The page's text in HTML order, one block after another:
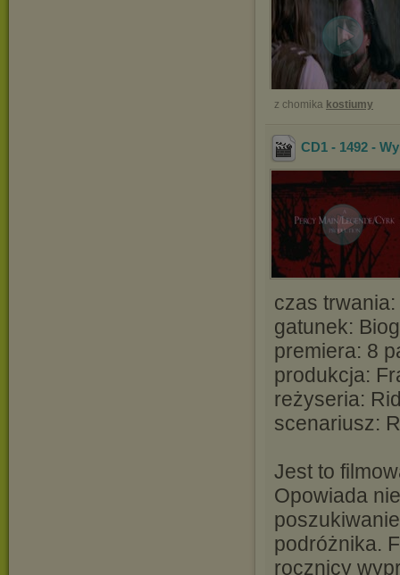
z chomika kostiumy
CD1 - 1492 -
czas
gatunek:
premiera: 8
produkcja:
reżyseria:
scenariusz:
Jest to
Opowiada
podróżnika.
rocznicy